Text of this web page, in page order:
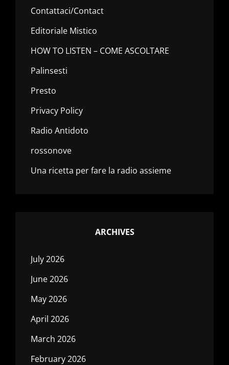
Contattaci/Contact
Editoriale Mistico
HOW TO LISTEN – COME ASCOLTARE
Palinsesti
Presto
Privacy Policy
Radio Antidoto
rossonove
Una ricetta per fare la radio assieme
ARCHIVES
July 2026
June 2026
May 2026
April 2026
March 2026
February 2026